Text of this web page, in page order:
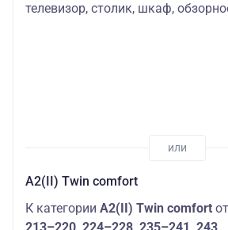
телевизор, столик, шкаф,
А2(II) Twin comfort
К категории А2(II) Twin comfort
213–220, 224–228, 235–241, 243.